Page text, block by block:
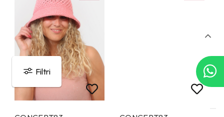
Filtri